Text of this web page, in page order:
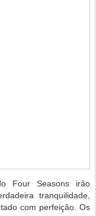
Four Seasons irão
tranquilidade,
com perfeição. Os